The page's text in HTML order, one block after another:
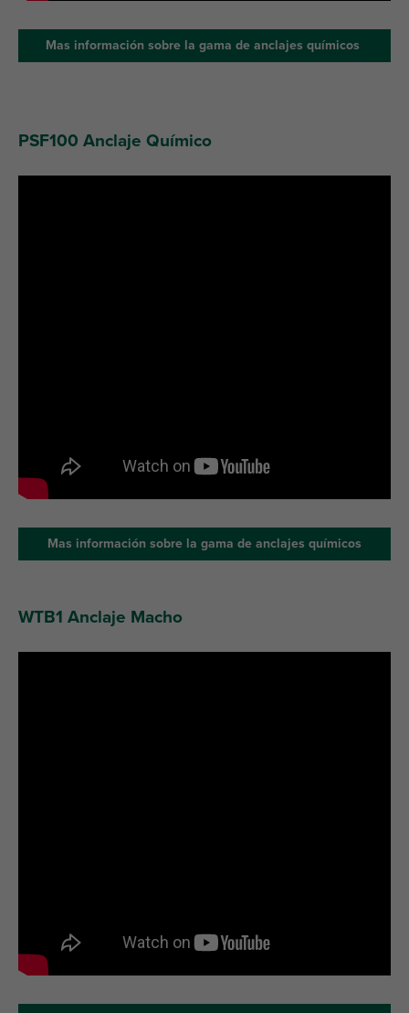
Mas información sobre la gama de anclajes químicos
PSF100 Anclaje Químico
Mas información sobre la gama de anclajes químicos
WTB1 Anclaje Macho